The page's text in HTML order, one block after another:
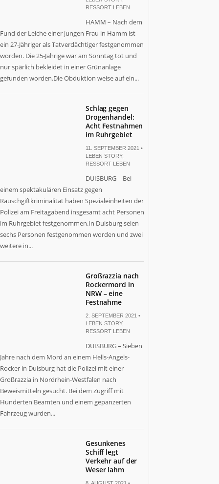
RESSORT LEBEN
HAMM – Nach dem
Fund der Leiche einer jungen Frau in Hamm ist
ein 27-Jähriger als Tatverdächtiger festgenommen
worden. Die 25-Jährige war am Sonntag tot und
nur spärlich bekleidet in einer Grünanlage
gefunden worden.Die Obduktion weise auf ein...
Schlag gegen
Drogenhandel:
Acht Festnahmen
im Ruhrgebiet
11. SEPTEMBER 2021 •
LEBEN STORY,
RESSORT LEBEN
DUISBURG – Bei
einem spektakulären Einsatz gegen
Rauschgiftkriminalität haben Spezialeinheiten der
Polizei am Freitagabend insgesamt acht Personen
im Ruhrgebiet festgenommen.In Duisburg seien
sechs Personen festgenommen worden und zwei
weitere in...
Großrazzia nach
Rockermord in
NRW – eine
Festnahme
2. SEPTEMBER 2021 •
LEBEN STORY,
RESSORT LEBEN
DUISBURG – Sieben
Jahre nach dem Mord an einem Hells-Angels-
Rocker in Duisburg hat die Polizei mit einer
Großrazzia in Nordrhein-Westfalen nach
Beweismitteln gesucht. Bei dem Zugriff mit
Hunderten Beamten und einem gepanzerten
Fahrzeug wurden...
Gesunkenes
Schiff legt
Verkehr auf der
Weser lahm